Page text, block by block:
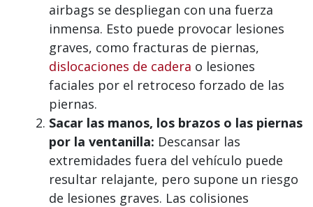
airbags se despliegan con una fuerza
inmensa. Esto puede provocar lesiones
graves, como fracturas de piernas,
dislocaciones de cadera o lesiones
faciales por el retroceso forzado de las
piernas.
Sacar las manos, los brazos o las piernas
por la ventanilla: Descansar las
extremidades fuera del vehículo puede
resultar relajante, pero supone un riesgo
de lesiones graves. Las colisiones